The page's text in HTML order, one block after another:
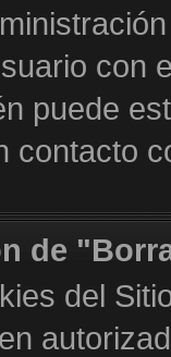
con
puede
contacto
de
del